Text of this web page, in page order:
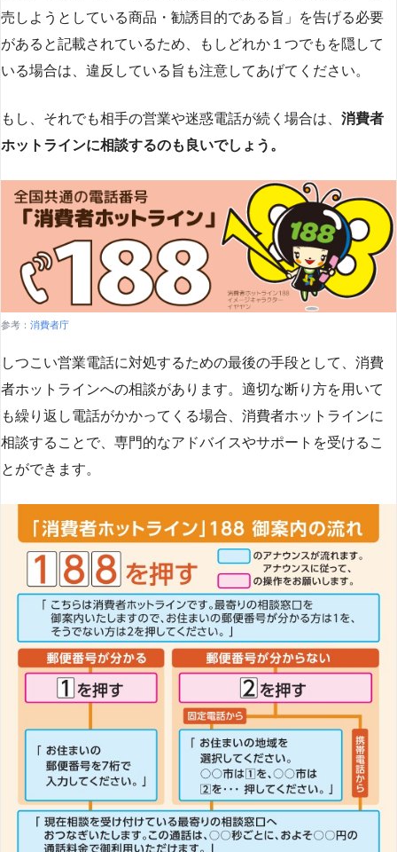
売しようとしている商品・勧誘目的である旨」を告げる必要
があると記載されているため、もしどれか１つでもを隠して
いる場合は、違反している旨も注意してあげてください。
もし、それでも相手の営業や迷惑電話が続く場合は、 消費者
ホットラインに相談するのも良いでしょう。
参考： 消費者庁
しつこい営業電話に対処するための最後の手段として、消費
者ホットラインへの相談があります。適切な断り方を用いて
も繰り返し電話がかかってくる場合、消費者ホットラインに
相談することで、専門的なアドバイスやサポートを受けるこ
とができます​​。